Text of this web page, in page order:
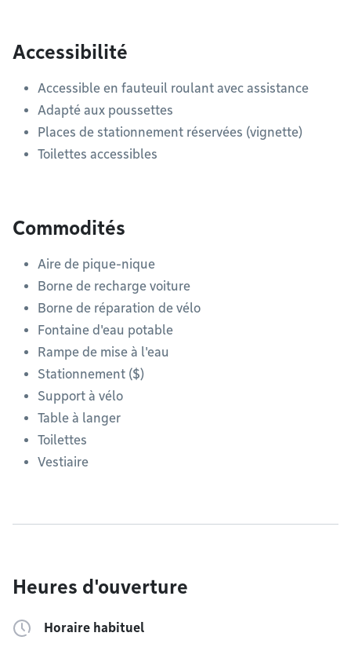
Accessibilité
Accessible en fauteuil roulant avec assistance
Adapté aux poussettes
Places de stationnement réservées (vignette)
Toilettes accessibles
Commodités
Aire de pique-nique
Borne de recharge voiture
Borne de réparation de vélo
Fontaine d'eau potable
Rampe de mise à l'eau
Stationnement ($)
Support à vélo
Table à langer
Toilettes
Vestiaire
Heures d'ouverture
Horaire habituel